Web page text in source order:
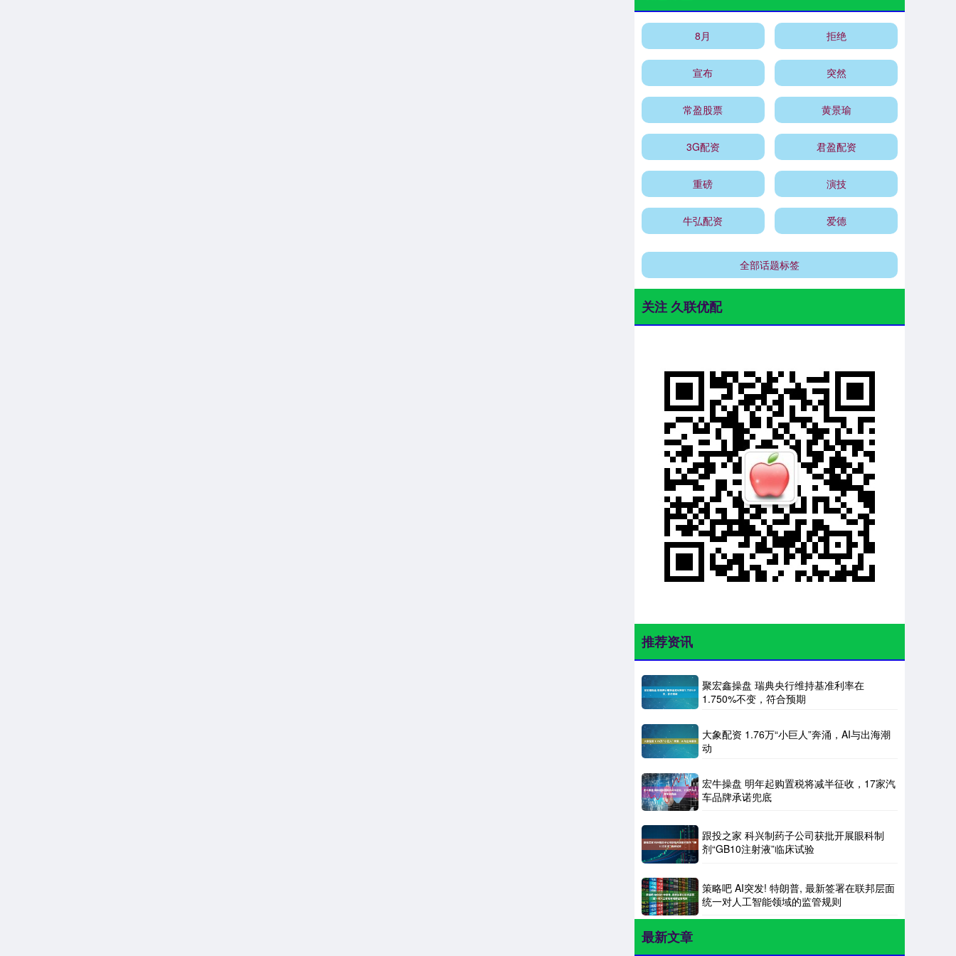
8月 拒绝
宣布 突然
常盈股票 黄景瑜
3G配资 君盈配资
重磅 演技
牛弘配资 爱德
全部话题标签
关注 久联优配
推荐资讯
聚宏鑫操盘 瑞典央行维持基准利率在
1.750%不变，符合预期
大象配资 1.76万“小巨人”奔涌，AI与出海潮
动
宏牛操盘 明年起购置税将减半征收，17家汽
车品牌承诺兜底
跟投之家 科兴制药子公司获批开展眼科制
剂“GB10注射液”临床试验
策略吧 AI突发! 特朗普, 最新签署在联邦层面
统一对人工智能领域的监管规则
最新文章